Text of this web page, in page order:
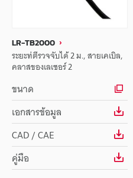
LR-TB2000
ระยะท่ตีรวจจับได้ 2 ม., สายเคเบิล,
คลาสของเลเซอร์ 2
ขนาด
เอกสารข้อมูล
CAD / CAE
คู่มือ